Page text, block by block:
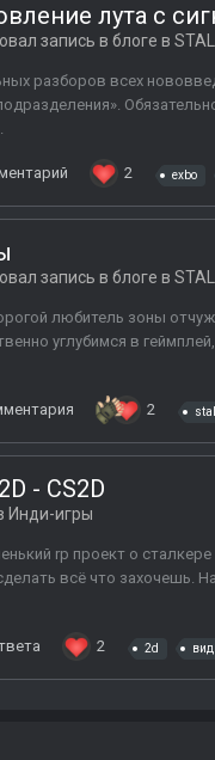
лута с
запись в блоге в
разборов всех
2 exbo
запись в блоге в
любитель зоны
углубимся в
2
- CS2D
Инди-игры
rp проект о сталкере
всё что захочешь.
2 2d вид